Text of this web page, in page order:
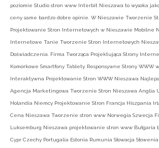
poziomie Studio stron www Interbit Nieszawa to wysoka
ceny same bardzo dobre opinie. W Nieszawie Tworzenie
Projektowanie Stron Internetowych w Nieszawie Mobilne
Internetowe Tanie Tworzenie Stron Internetowych
Doświadczenia. Firma Tworząca Projektująca Strony
Komórkowe Smartfony Tablety. Responsywne Strony WWW
Interaktywna Projektowanie Stron WWW Nieszawa
Agencja Marketingowa Tworzenie Stron Nieszawa Anglia
Holandia Niemcy Projektowanie Stron Francja Hiszpania
Cena Nieszawa Tworzenie stron www Norwegia Szwecja
Luksemburg Nieszawa projektowanie stron www Bułgaria
Cypr Czechy Portugalia Estonia Rumunia Słowacja